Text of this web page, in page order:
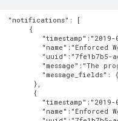
"notifications": [
     {
"name":"Enforced
"uuid":"7fe1b7b5-
"message":"The
"message_fields":
      },
      {
"name":"Enforced